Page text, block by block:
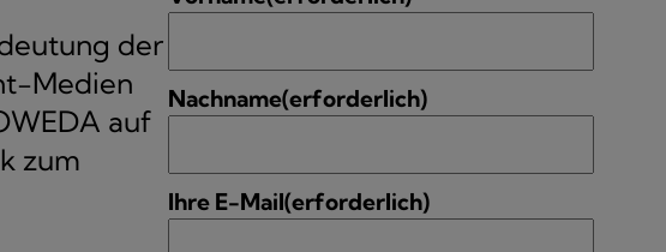
der
Medien
auf
zum
Nachname(erforderlich)
Ihre E-Mail(erforderlich)